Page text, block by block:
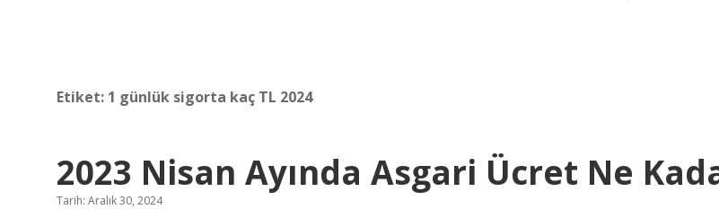
Etiket: 1 günlük sigorta kaç TL 2024
2023 Nisan Ayında Asgari Ücret Ne
Tarih: Aralık 30, 2024